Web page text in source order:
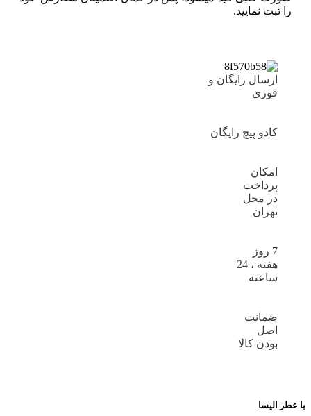
را ثبت نمایید.
ارسال رایگان و
فوری
کادو پیچ رایگان
امکان
پرداخت
در محل
تهران
7 روز
هفته ، 24
ساعته
ضمانت
اصل
بودن کالا
با عطر الیسا